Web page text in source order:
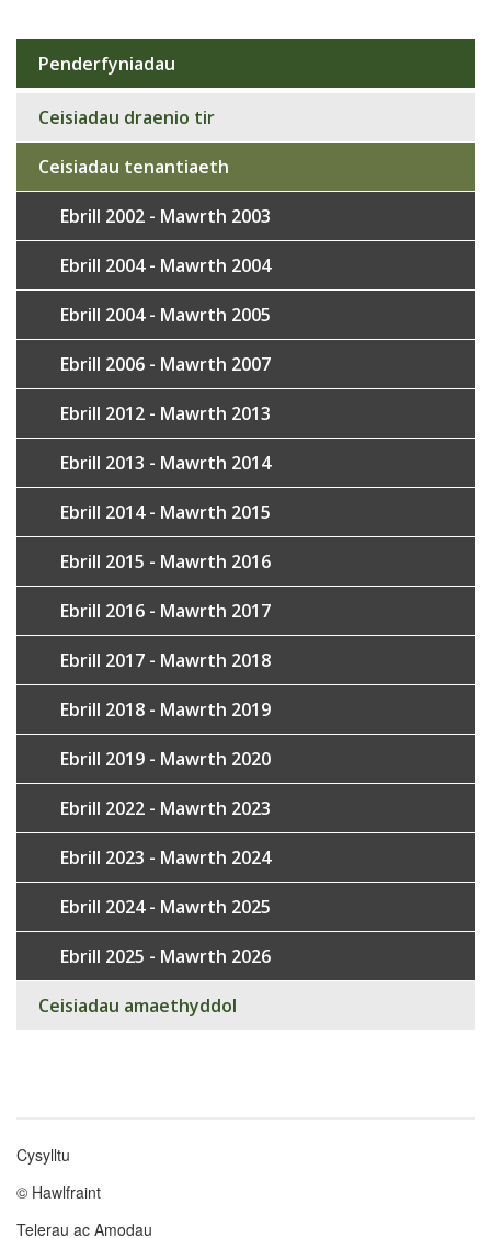
Sub
navigation
Penderfyniadau
Ceisiadau draenio tir
Ceisiadau tenantiaeth
Ebrill 2002 - Mawrth 2003
Ebrill 2004 - Mawrth 2004
Ebrill 2004 - Mawrth 2005
Ebrill 2006 - Mawrth 2007
Ebrill 2012 - Mawrth 2013
Ebrill 2013 - Mawrth 2014
Ebrill 2014 - Mawrth 2015
Ebrill 2015 - Mawrth 2016
Ebrill 2016 - Mawrth 2017
Ebrill 2017 - Mawrth 2018
Ebrill 2018 - Mawrth 2019
Ebrill 2019 - Mawrth 2020
Ebrill 2022 - Mawrth 2023
Ebrill 2023 - Mawrth 2024
Ebrill 2024 - Mawrth 2025
Ebrill 2025 - Mawrth 2026
Ceisiadau amaethyddol
Footer
Cysylltu
© Hawlfraint
Telerau ac Amodau